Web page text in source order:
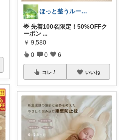
ほっと整うルーム🌿
🌟 先着100名限定！50%OFFク
ーポン ...
￥ 9,580
0 0 6
コレ いいね